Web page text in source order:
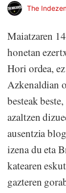
The
Maiatzaren
honetan
Hori ordea,
Azkenaldian
besteak
azaltzen
ausentzia
izena du eta
katearen
gazteren